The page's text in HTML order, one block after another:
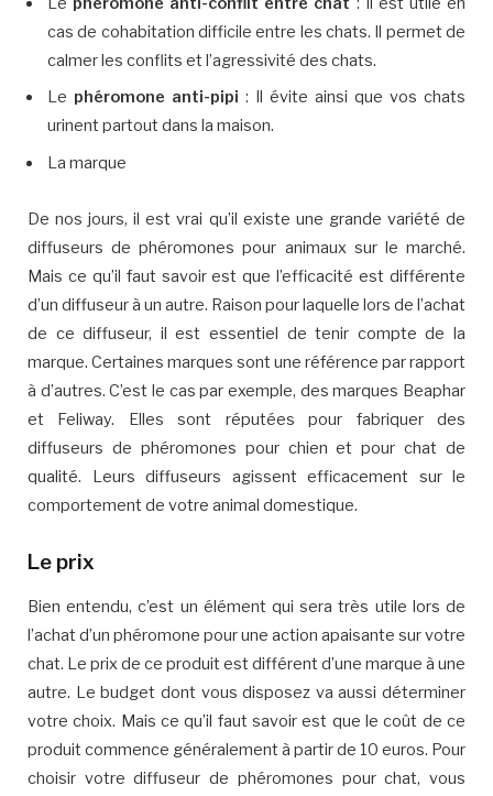
cas de cohabitation difficile entre les chats. Il permet de
calmer les conflits et l’agressivité des chats.
Le phéromone anti-pipi : Il évite ainsi que vos chats
urinent partout dans la maison.
La marque
De nos jours, il est vrai qu’il existe une grande variété de
diffuseurs de phéromones pour animaux sur le marché.
Mais ce qu’il faut savoir est que l’efficacité est différente
d’un diffuseur à un autre. Raison pour laquelle lors de l’achat
de ce diffuseur, il est essentiel de tenir compte de la
marque. Certaines marques sont une référence par rapport
à d’autres. C’est le cas par exemple, des marques Beaphar
et Feliway. Elles sont réputées pour fabriquer des
diffuseurs de phéromones pour chien et pour chat de
qualité. Leurs diffuseurs agissent efficacement sur le
comportement de votre animal domestique.
Le prix
Bien entendu, c’est un élément qui sera très utile lors de
l’achat d’un phéromone pour une action apaisante sur votre
chat. Le prix de ce produit est différent d’une marque à une
autre. Le budget dont vous disposez va aussi déterminer
votre choix. Mais ce qu’il faut savoir est que le coût de ce
produit commence généralement à partir de 10 euros. Pour
choisir votre diffuseur de phéromones pour chat, vous